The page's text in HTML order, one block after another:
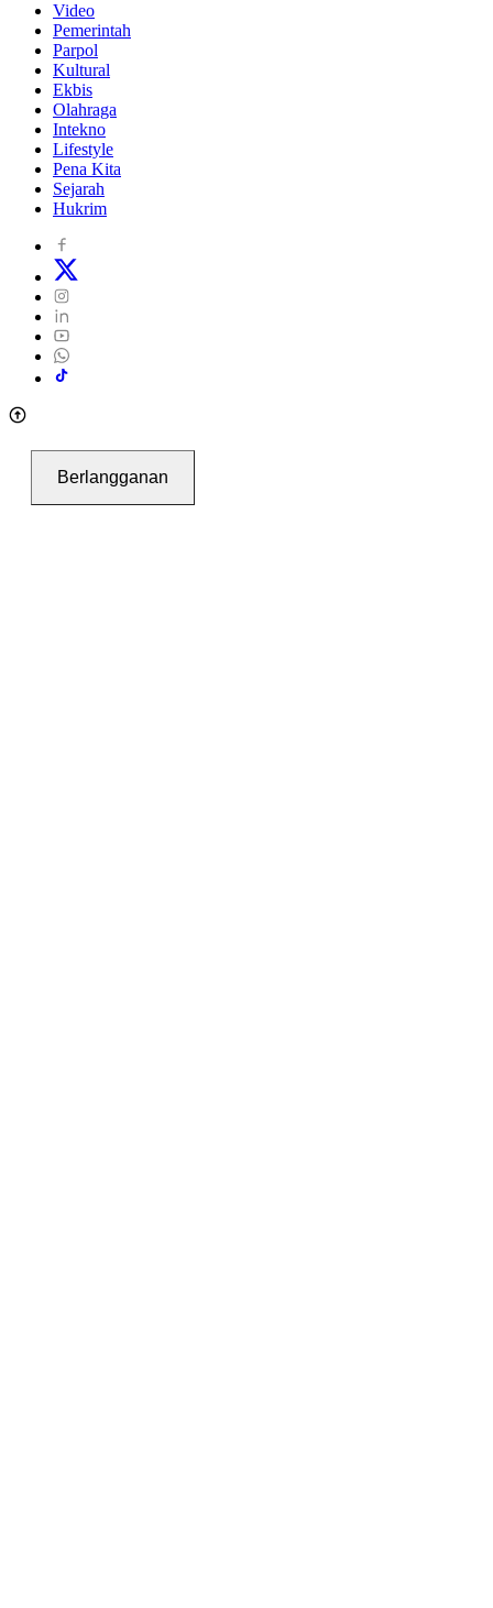
Video
Pemerintah
Parpol
Kultural
Ekbis
Olahraga
Intekno
Lifestyle
Pena Kita
Sejarah
Hukrim
Berlangganan